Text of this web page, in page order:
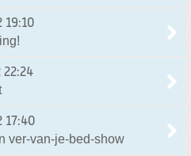
19:10
17:40
ver-van-je-bed-show